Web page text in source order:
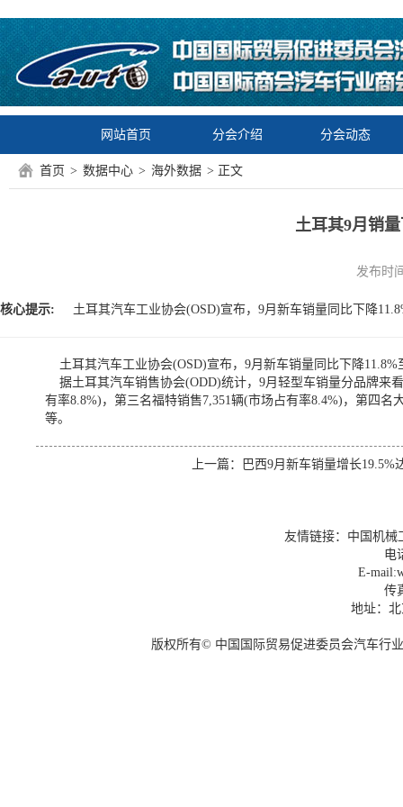
网站首页 分会介绍 分会动态
首页 > 数据中心 > 海外数据 > 正文
土耳其9月销
发布时
核心提示: 土耳其汽车工业协会(OSD)宣布，9月新车销量同比下降
土耳其汽车工业协会(OSD)宣布，9月新车销量同比下降11.8%
据土耳其汽车销售协会(ODD)统计，9月轻型车销量分品牌来
有率8.8%)，第三名福特销售7,351辆(市场占有率8.4%)，第四
等。
上一篇： 巴西9月新车销量增长19.5%
友情链接： 中国机械
电
E-
传
地址：
版权所有© 中国国际贸易促进委员会汽车行